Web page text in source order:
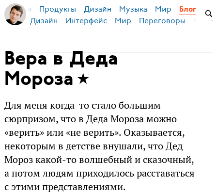
Бирман Продукты Дизайн Музыка Мир Блог
Дизайн Интерфейс Мир Переговоры
Вера в Деда
Мороза
Для меня когда-то стало большим
сюрпризом, что в Деда Мороза можно
«верить» или «не верить». Оказывается,
некоторым в детстве внушали, что Дед
Мороз какой-то волшебный и сказочный,
а потом людям приходилось расставаться
с этими представлениями.